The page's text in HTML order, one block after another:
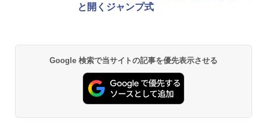
と開くジャンプ式
Google 検索で当サイトの記事を優先表示させる